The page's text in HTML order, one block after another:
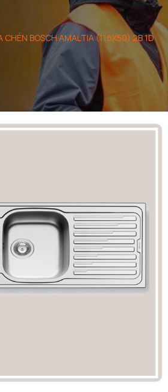
CHÉN BOSCH AMALTIA (116X50) 2B 1D